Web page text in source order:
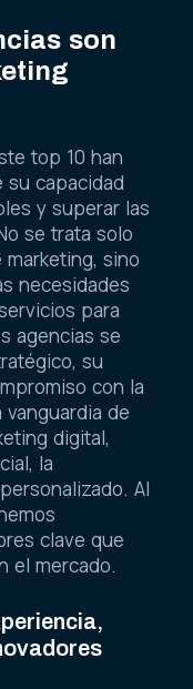
son
top 10 han
capacidad
y superar las
se trata solo
sino
necesidades
para
agencias se
su
con la
de
digital,
la
Al
clave que
el mercado.